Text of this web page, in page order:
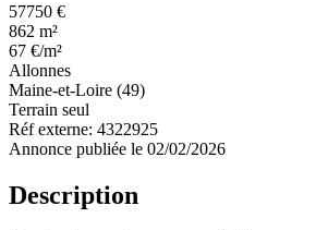
57750 €
862 m²
67 €/m²
Allonnes
Maine-et-Loire (49)
Terrain seul
Réf externe: 4322925
Annonce publiée le 02/02/2026
Description